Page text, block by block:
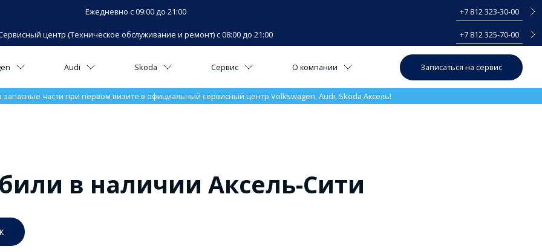
Ежедневно с 09:00 до 21:00 +7 812 323-30-00
центр (Техническое обслуживание и ремонт) с 08:00 до 21:00 +7 812 325-70-00
Audi Skoda Сервис О компании Записаться на сервис
запасные части при первом визите в официальный сервисный центр Volkswagen, Audi, Skoda Аксель!
в наличии Аксель-Сити